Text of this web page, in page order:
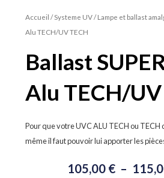
Accueil /Systeme UV/Lampe et ballast
Alu TECH/UV TECH
Ballast
Alu TECH/
Pour que votre UVC ALU TECH ou
même il faut pouvoir lui apporter les
105,00 € –